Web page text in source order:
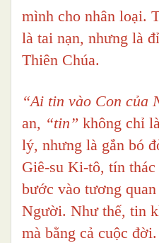
mình cho nhân loại.
là tai nạn, nhưng là
Thiên Chúa.
“Ai tin vào Con của
an, “tin” không chỉ
lý, nhưng là gắn bó
Giê-su Ki-tô, tín
bước vào tương
Người. Như thế, tin
mà bằng cả cuộc đời.